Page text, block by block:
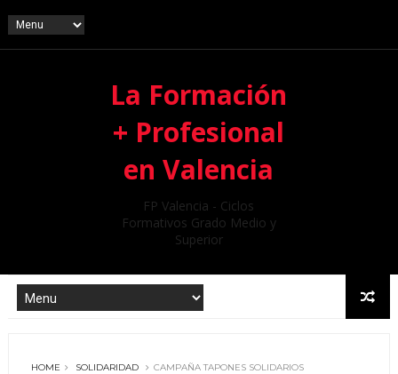
La Formación
+ Profesional
en Valencia
FP Valencia - Ciclos
Formativos Grado Medio y
Superior
HOME SOLIDARIDAD CAMPAÑA TAPONES SOLIDARIOS